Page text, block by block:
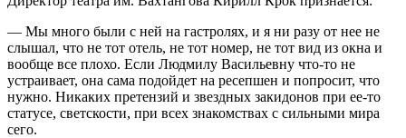
— Мы много были с ней на гастролях, и я ни разу от нее не
слышал, что не тот отель, не тот номер, не тот вид из окна и
вообще все плохо. Если Людмилу Васильевну что-то не
устраивает, она сама подойдет на ресепшен и попросит, что
нужно. Никаких претензий и звездных закидонов при ее-то
статусе, светскости, при всех знакомствах с сильными мира
сего.